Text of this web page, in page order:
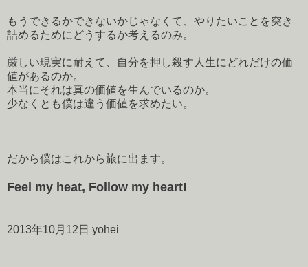
もうできるかできないかじゃなくて、やりたいことを突き
詰めるためにどうするか考えるのみ。
厳しい現実に耐えて、自分を押し殺す人生にどれだけの価
値があるのか。
本当にそれは真の価値を生んでいるのか。
少なくとも僕は違う価値を求めたい。
だから僕はこれから旅に出ます。
Feel my heat, Follow my heart!
2013年10月12日 yohei